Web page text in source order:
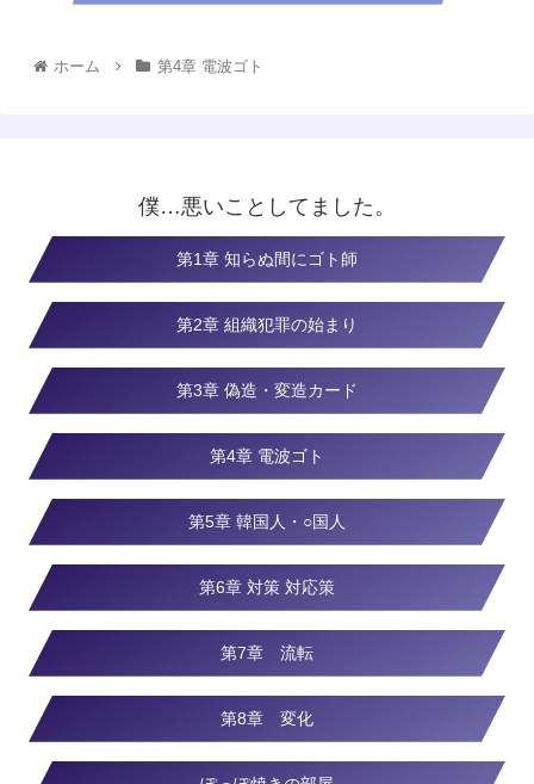
ホーム 第4章 電波ゴト
僕…悪いことしてました。
第1章 知らぬ間にゴト師
第2章 組織犯罪の始まり
第3章 偽造・変造カード
第4章 電波ゴト
第5章 韓国人・○国人
第6章 対策 対応策
第7章 流転
第8章 変化